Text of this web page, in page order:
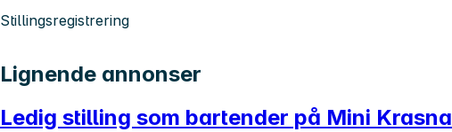
Stillingsregistrering
Lignende annonser
Ledig stilling som bartender på Mini Krasna